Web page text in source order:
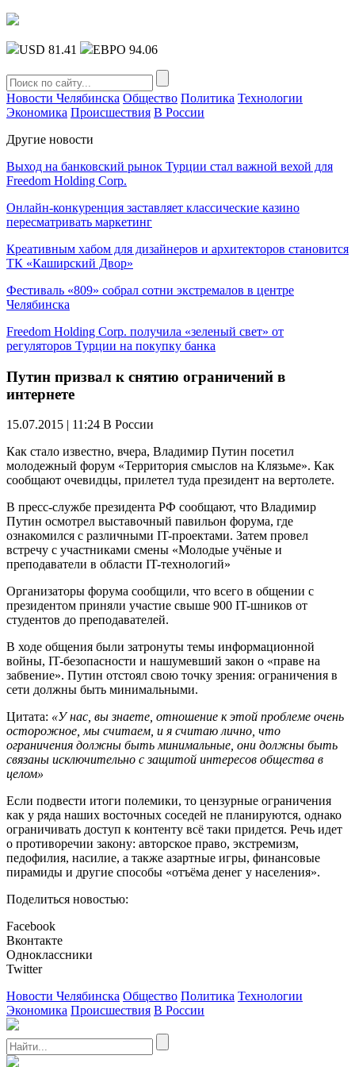
USD 81.41 ЕВРО 94.06
Новости Челябинска Общество Политика Технологии
Экономика Происшествия В России
Другие новости
Выход на банковский рынок Турции стал важной вехой для
Freedom Holding Corp.
Онлайн-конкуренция заставляет классические казино
пересматривать маркетинг
Креативным хабом для дизайнеров и архитекторов становится
ТК «Каширский Двор»
Фестиваль «809» собрал сотни экстремалов в центре
Челябинска
Freedom Holding Corp. получила «зеленый свет» от
регуляторов Турции на покупку банка
Путин призвал к снятию ограничений в
интернете
15.07.2015 | 11:24 В России
Как стало известно, вчера, Владимир Путин посетил
молодежный форум «Территория смыслов на Клязьме». Как
сообщают очевидцы, прилетел туда президент на вертолете.
В пресс-службе президента РФ сообщают, что Владимир
Путин осмотрел выставочный павильон форума, где
ознакомился с различными IT-проектами. Затем провел
встречу с участниками смены «Молодые учёные и
преподаватели в области IT-технологий»
Организаторы форума сообщили, что всего в общении с
президентом приняли участие свыше 900 IT-шников от
студентов до преподавателей.
В ходе общения были затронуты темы информационной
войны, IT-безопасности и нашумевший закон о «праве на
забвение». Путин отстоял свою точку зрения: ограничения в
сети должны быть минимальными.
Цитата: «У нас, вы знаете, отношение к этой проблеме очень
осторожное, мы считаем, и я считаю лично, что
ограничения должны быть минимальные, они должны быть
связаны исключительно с защитой интересов общества в
целом»
Если подвести итоги полемики, то цензурные ограничения
как у ряда наших восточных соседей не планируются, однако
ограничивать доступ к контенту всё таки придется. Речь идет
о противоречии закону: авторское право, экстремизм,
педофилия, насилие, а также азартные игры, финансовые
пирамиды и другие способы «отъёма денег у населения».
Поделиться новостью:
Facebook
Вконтакте
Одноклассники
Twitter
Новости Челябинска Общество Политика Технологии
Экономика Происшествия В России